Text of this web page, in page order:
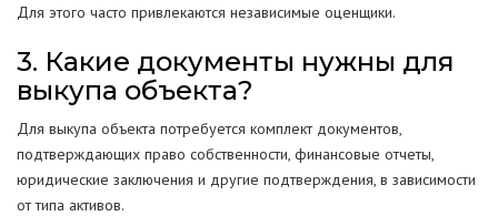
Для этого часто привлекаются независимые оценщики.
3. Какие документы нужны для
выкупа объекта?
Для выкупа объекта потребуется комплект документов,
подтверждающих право собственности, финансовые отчеты,
юридические заключения и другие подтверждения, в зависимости
от типа активов.